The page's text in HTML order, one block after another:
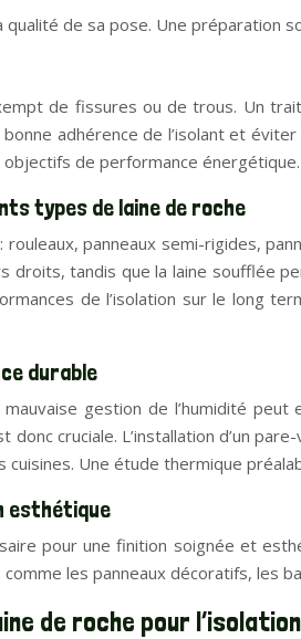
qualité de sa pose. Une
de fissures ou de trous. Un
adhérence de l’isolant et
de performance énergétique.
types de laine de roche
panneaux semi-rigides,
tandis que la laine soufflée
de l’isolation sur le long
durable
mauvaise gestion de l’humidité
cruciale. L’installation d’un
cuisines. Une étude thermique
esthétique
pour une finition soignée et
les panneaux décoratifs, les
de roche pour